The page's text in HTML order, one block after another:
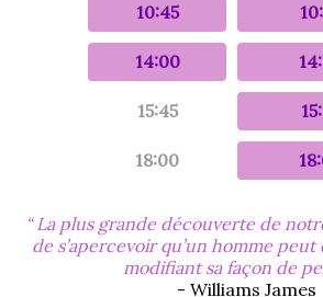
10:45
14:00
15:45
18:00
La plus grande découverte de
de s’apercevoir qu’un homme
modifiant sa façon de
- Williams James